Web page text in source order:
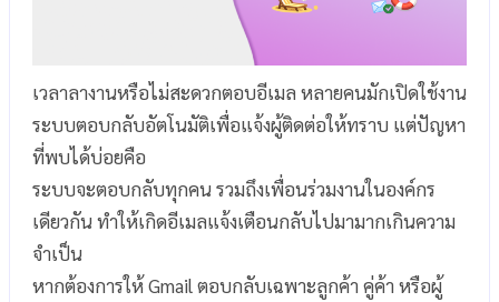
เวลาลางานหรือไม่สะดวกตอบอีเมล หลายคนมักเปิดใช้งาน
ระบบตอบกลับอัตโนมัติเพื่อแจ้งผู้ติดต่อให้ทราบ แต่ปัญหา
ที่พบได้บ่อยคือ
ระบบจะตอบกลับทุกคน รวมถึงเพื่อนร่วมงานในองค์กร
เดียวกัน ทำให้เกิดอีเมลแจ้งเตือนกลับไปมามากเกินความ
จำเป็น
หากต้องการให้ Gmail ตอบกลับเฉพาะลูกค้า คู่ค้า หรือผู้